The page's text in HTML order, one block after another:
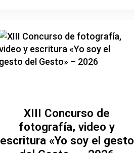
XIII Concurso de
fotografía, video y
escritura «Yo soy el gesto